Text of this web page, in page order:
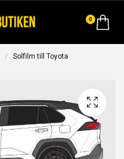
0
Solfilm till Toyota